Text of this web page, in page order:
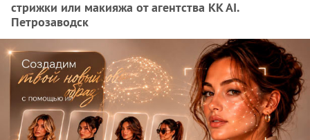
стрижки или макияжа от агентства KK AI.
Петрозаводск